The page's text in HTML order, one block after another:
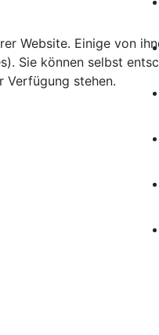
Website. Einige von
Sie können selbst
Verfügung stehen.